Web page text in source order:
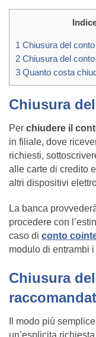
1 Chiusura del
2 Chiusura del
3 Quanto costa
Chiusura
Per chiudere il
in filiale, dove
richiesti,
alle carte di credito
altri dispositivi
La banca
procedere con
caso di conto
modulo di entrambi i
Chiusura
Il modo più